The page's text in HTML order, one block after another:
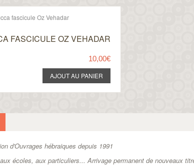
FASCICULE OZ VEHADAR
10,00€
d'Ouvrages hébraiques depuis 1991
écoles, aux particuliers...Arrivage permanent de nouveaux